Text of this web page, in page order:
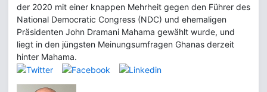
der 2020 mit einer knappen Mehrheit gegen den Führer des
National Democratic Congress (NDC) und ehemaligen
Präsidenten John Dramani Mahama gewählt wurde, und
liegt in den jüngsten Meinungsumfragen Ghanas derzeit
hinter Mahama.